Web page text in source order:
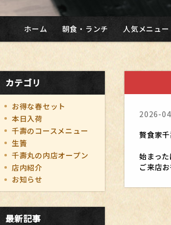
ホーム 朝食・ランチ 人気メニュー
カテゴリ
お得な春セット
本日入荷
千壽のコースメニュー
生簀
千壽丸の内店オープン
店内紹介
お知らせ
最新記事
2026-
贅食家
始まっ
ご来店